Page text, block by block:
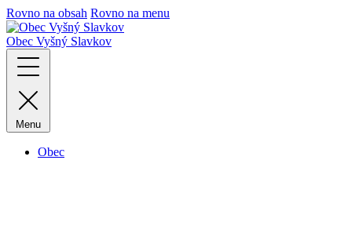
Rovno na obsah Rovno na menu
Obec Vyšný Slavkov
Menu
Obec